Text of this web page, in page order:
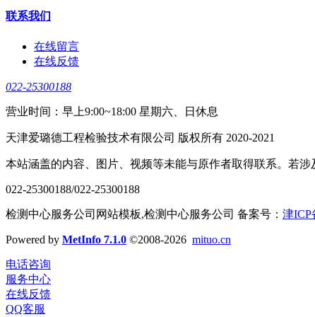
联系我们
在线留言
在线反馈
022-25300188
营业时间：早上9:00~18:00 星期六、日休息
天津爱璐德工程检验技术有限公司 版权所有 2020-2021
本站涵盖的内容、图片、视频等未能与原作者取得联系。若
022-25300188/022-25300188
检测中心服务公司网站模板,检测中心服务公司 备案号： 津ICP
Powered by MetInfo 7.1.0 ©2008-2026 mituo.cn
电话咨询
服务中心
在线反馈
QQ客服